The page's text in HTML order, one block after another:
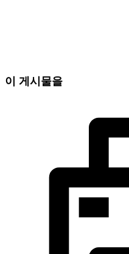
이 게시물을